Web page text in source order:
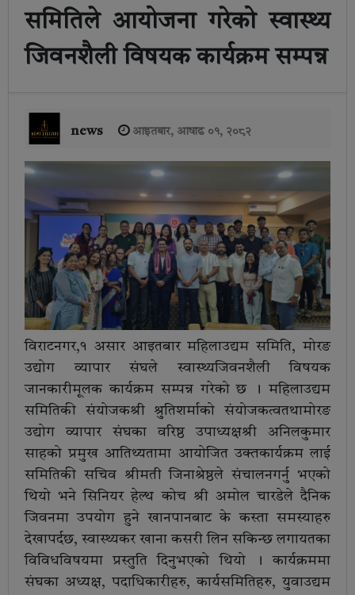
समितिले आयोजना गरेको स्वास्थ्य
जिवनशैली विषयक कार्यक्रम सम्पन्न
news आइतबार, आषाढ ०१, २०८२
विराटनगर,१ असार आइतबार महिलाउद्यम समिति, मोरङ
उद्योग व्यापार संघले स्वास्थ्यजिवनशैली विषयक
जानकारीमूलक कार्यक्रम सम्पन्न गरेको छ । महिलाउद्यम
समितिकी संयोजकश्री श्रुतिशर्माको संयोजकत्वतथामोरङ
उद्योग व्यापार संघका वरिष्ठ उपाध्यक्षश्री अनिलकुमार
साहको प्रमुख आतिथ्यतामा आयोजित उक्तकार्यक्रम लाई
समितिकी सचिव श्रीमती जिनाश्रेष्ठले संचालनगर्नु भएको
थियो भने सिनियर हेल्थ कोच श्री अमोल चारडेले दैनिक
जिवनमा उपयोग हुने खानपानबाट के कस्ता समस्याहरु
देखापर्दछ, स्वास्थ्यकर खाना कसरी लिन सकिन्छ लगायतका
विविधविषयमा प्रस्तुति दिनुभएको थियो । कार्यक्रममा
संघका अध्यक्ष, पदाधिकारीहरु, कार्यसमितिहरु, युवाउद्यम